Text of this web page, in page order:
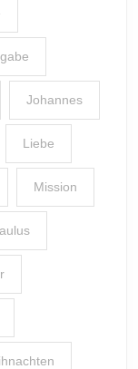
Johannes
Liebe
Mission